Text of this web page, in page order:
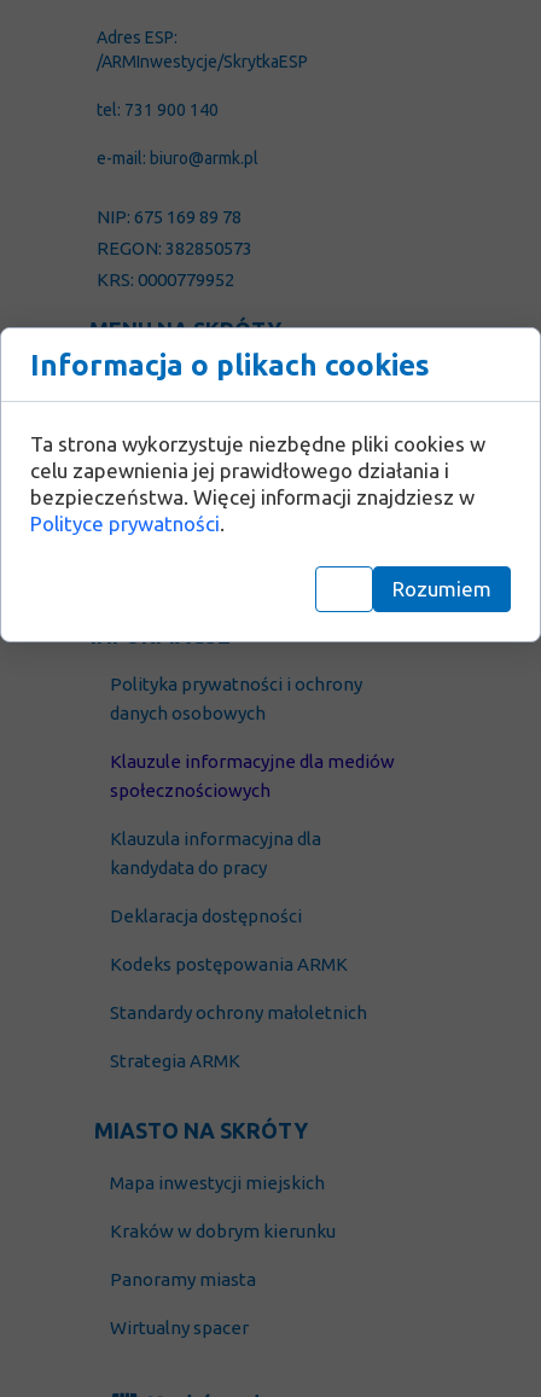
INFORMACJE
Strona główna
Zadania
Kontakt
MIASTO NA SKRÓTY
MENU NA SKRÓTY
Polityka prywatności i ochrony
danych osobowych
Klauzule informacyjne dla mediów
społecznościowych
Klauzula informacyjna dla
kandydata do pracy
Deklaracja dostępności
Kodeks postępowania ARMK
Standardy ochrony małoletnich
Strategia ARMK
Mapa inwestycji miejskich
Kraków w dobrym kierunku
Panoramy miasta
Wirtualny spacer
Adres ESP:
/ARMInwestycje/SkrytkaESP
tel: 731 900 140
e-mail: biuro@armk.pl
NIP: 675 169 89 78
REGON: 382850573
KRS: 0000779952
Informacja o plikach cookies
Ta strona wykorzystuje niezbędne pliki cookies w
celu zapewnienia jej prawidłowego działania i
bezpieczeństwa. Więcej informacji znajdziesz w
Polityce prywatności.
Rozumiem